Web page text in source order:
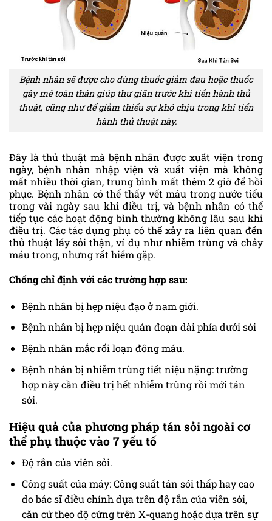
Bệnh nhân sẽ được cho dùng thuốc giảm đau hoặc thuốc
gây mê toàn thân giúp thư giãn trước khi tiến hành thủ
thuật, cũng như để giảm thiểu sự khó chịu trong khi tiến
hành thủ thuật này.
Đây là thủ thuật mà bệnh nhân được xuất viện trong
ngày, bệnh nhân nhập viện và xuất viện mà không
mất nhiều thời gian, trung bình mất thêm 2 giờ để hồi
phục. Bệnh nhân có thể thấy vết máu trong nước tiểu
trong vài ngày sau khi điều trị, và bệnh nhân có thể
tiếp tục các hoạt động bình thường không lâu sau khi
điều trị. Các tác dụng phụ có thể xảy ra liên quan đến
thủ thuật lấy sỏi thận, ví dụ như nhiễm trùng và chảy
máu trong, nhưng rất hiếm gặp.
Chống chỉ định với các trường hợp sau:
Bệnh nhân bị hẹp niệu đạo ở nam giới.
Bệnh nhân bị hẹp niệu quản đoạn dài phía dưới sỏi
Bệnh nhân mắc rối loạn đông máu.
Bệnh nhân bị nhiễm trùng tiết niệu nặng: trường
hợp này cần điều trị hết nhiễm trùng rồi mới tán
sỏi.
Hiệu quả của phương pháp tán sỏi ngoài cơ
thể phụ thuộc vào 7 yếu tố
Độ rắn của viên sỏi.
Công suất của máy: Công suất tán sỏi thấp hay cao
do bác sĩ điều chỉnh dựa trên độ rắn của viên sỏi,
căn cứ theo độ cứng trên X-quang hoặc dựa trên sự